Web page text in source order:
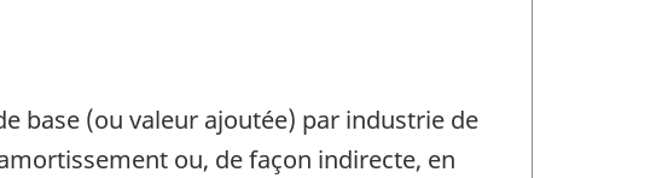
base (ou valeur ajoutée) par industrie de
ou, de façon indirecte, en